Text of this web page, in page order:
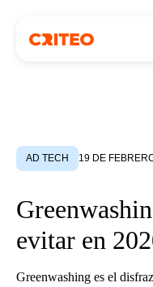
AD TECH 19 DE
evitar en
Greenwashing es el